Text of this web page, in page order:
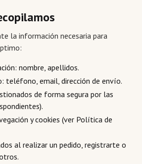
la información necesaria para
nombre, apellidos.
teléfono, email, dirección de envío.
de forma segura por las
y cookies (ver Política de
al realizar un pedido, registrarte o